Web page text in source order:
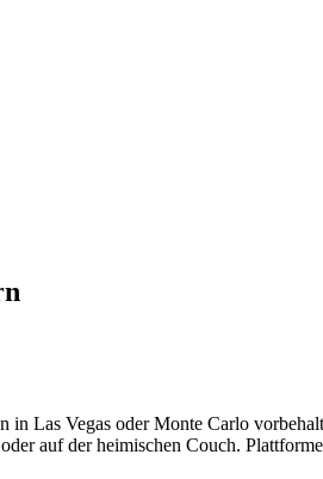
Las Vegas oder Monte Carlo
auf der heimischen Couch.